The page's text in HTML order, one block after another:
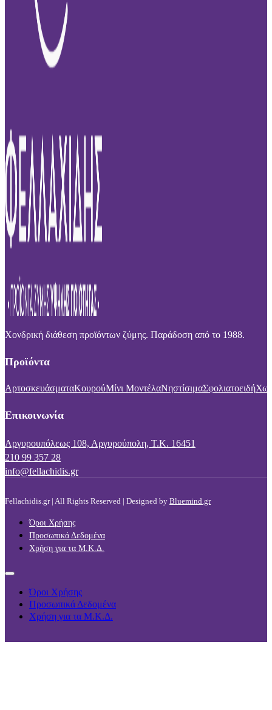
Χονδρική διάθεση προϊόντων ζύμης. Παράδοση από το 1988.
Προϊόντα
ΑρτοσκευάσματαΚουρούΜίνι ΜοντέλαΝηστίσιμαΣφολιατοειδή
Επικοινωνία
Αργυρουπόλεως 108, Αργυρούπολη, Τ.Κ. 16451
210 99 357 28
info@fellachidis.gr
Fellachidis.gr | All Rights Reserved | Designed by Bluemind.gr
Όροι Χρήσης
Προσωπικά Δεδομένα
Χρήση για τα Μ.Κ.Δ.
Όροι Χρήσης
Προσωπικά Δεδομένα
Χρήση για τα Μ.Κ.Δ.